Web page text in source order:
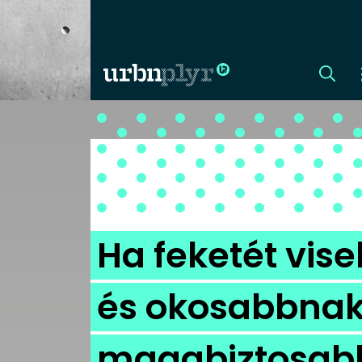
CÍMLAP
DIZÁJN
DIVAT
HIP
KULT
Ha feketét
és